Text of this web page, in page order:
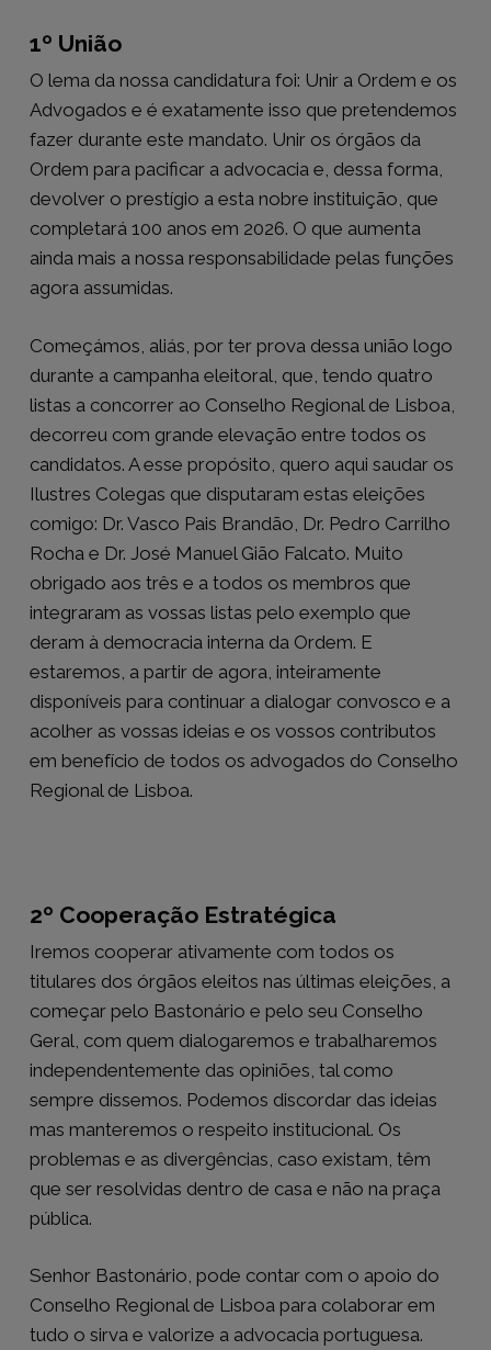
1º União
O lema da nossa candidatura foi: Unir a Ordem e os
Advogados e é exatamente isso que pretendemos
fazer durante este mandato. Unir os órgãos da
Ordem para pacificar a advocacia e, dessa forma,
devolver o prestígio a esta nobre instituição, que
completará 100 anos em 2026. O que aumenta
ainda mais a nossa responsabilidade pelas funções
agora assumidas.
Começámos, aliás, por ter prova dessa união logo
durante a campanha eleitoral, que, tendo quatro
listas a concorrer ao Conselho Regional de Lisboa,
decorreu com grande elevação entre todos os
candidatos. A esse propósito, quero aqui saudar os
Ilustres Colegas que disputaram estas eleições
comigo: Dr. Vasco Pais Brandão, Dr. Pedro Carrilho
Rocha e Dr. José Manuel Gião Falcato. Muito
obrigado aos três e a todos os membros que
integraram as vossas listas pelo exemplo que
deram à democracia interna da Ordem. E
estaremos, a partir de agora, inteiramente
disponíveis para continuar a dialogar convosco e a
acolher as vossas ideias e os vossos contributos
em benefício de todos os advogados do Conselho
Regional de Lisboa.
2º Cooperação Estratégica
Iremos cooperar ativamente com todos os
titulares dos órgãos eleitos nas últimas eleições, a
começar pelo Bastonário e pelo seu Conselho
Geral, com quem dialogaremos e trabalharemos
independentemente das opiniões, tal como
sempre dissemos. Podemos discordar das ideias
mas manteremos o respeito institucional. Os
problemas e as divergências, caso existam, têm
que ser resolvidas dentro de casa e não na praça
pública.
Senhor Bastonário, pode contar com o apoio do
Conselho Regional de Lisboa para colaborar em
tudo o sirva e valorize a advocacia portuguesa.